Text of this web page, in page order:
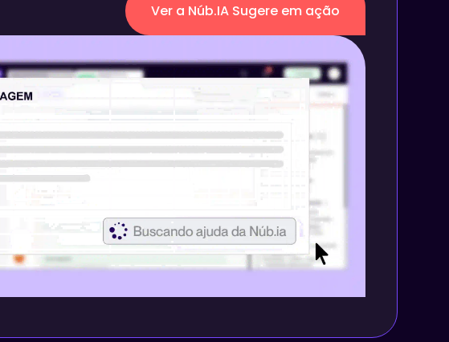
Ver a Núb.IA Sugere em ação